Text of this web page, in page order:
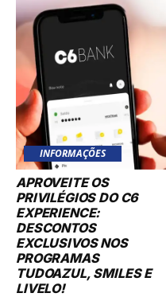
INFORMAÇÕES
APROVEITE OS
PRIVILÉGIOS DO C6
EXPERIENCE:
DESCONTOS
EXCLUSIVOS NOS
PROGRAMAS
TUDOAZUL, SMILES E
LIVELO!